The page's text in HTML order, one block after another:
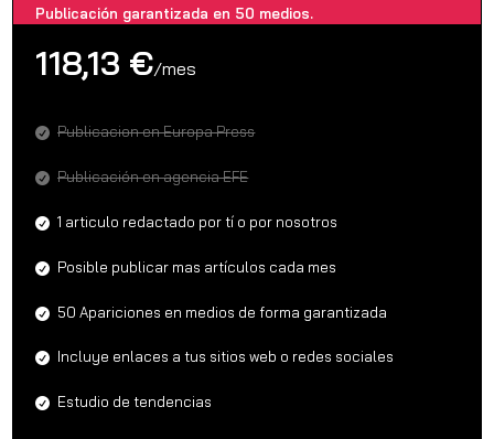
Publicación garantizada en 50 medios.
118,13 €/mes
Publicacion en Europa Press
Publicación en agencia EFE
1 articulo redactado por tí o por nosotros
Posible publicar mas artículos cada mes
50 Apariciones en medios de forma garantizada
Incluye enlaces a tus sitios web o redes sociales
Estudio de tendencias